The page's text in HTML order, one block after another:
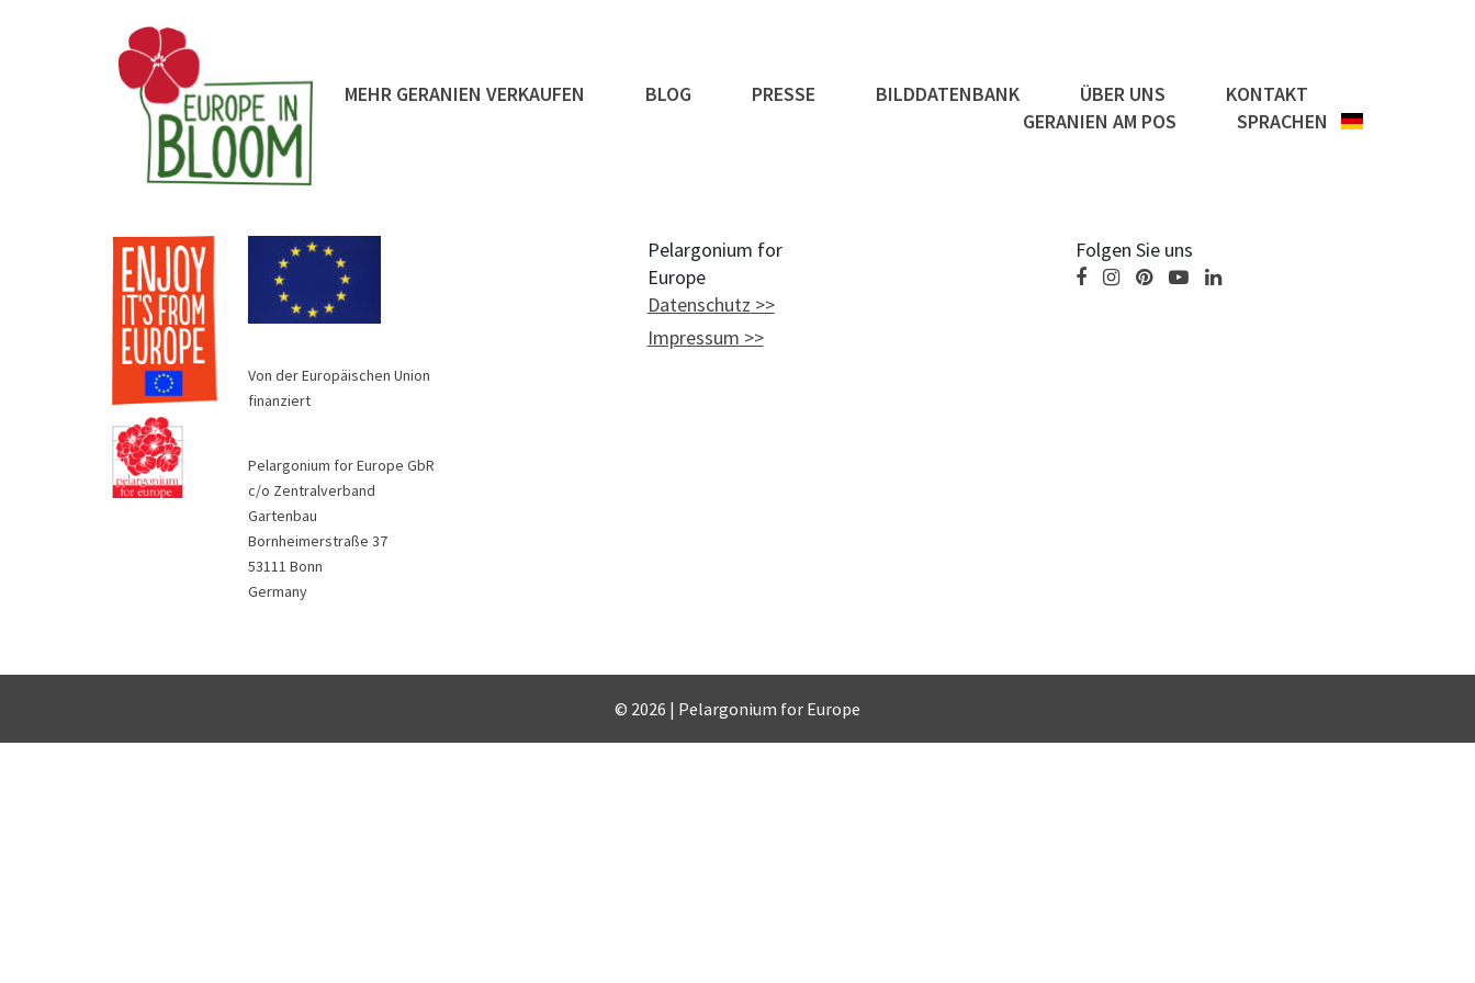
MEHR GERANIEN VERKAUFEN BLOG PRESSE BILDDATENBANK ÜBER UNS
KONTAKT
GERANIEN AM POS
SPRACHEN
Von der Europäischen Union
finanziert
Pelargonium for Europe GbR
c/o Zentralverband
Gartenbau
Bornheimerstraße 37
53111 Bonn
Germany
Pelargonium for
Europe
Datenschutz
Impressum
Folgen Sie uns
© 2026 | Pelargonium for Europe